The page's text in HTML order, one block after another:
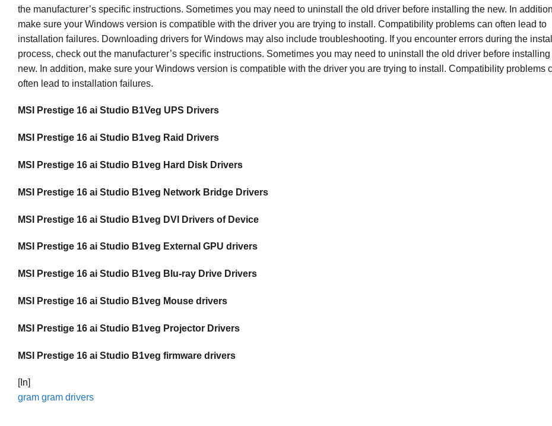
the manufacturer’s specific instructions. Sometimes you may need to uninstall the old driver before installing the new. In
make sure your Windows version is compatible with the driver you are trying to install. Compatibility problems can often lead to
installation failures. Downloading drivers for Windows may also include troubleshooting. If you encounter errors during the
process, check out the manufacturer’s specific instructions. Sometimes you may need to uninstall the old driver before installing
new. In addition, make sure your Windows version is compatible with the driver you are trying to install. Compatibility problems
often lead to installation failures.
MSI Prestige 16 ai Studio B1Veg UPS Drivers
MSI Prestige 16 ai Studio B1veg Raid Drivers
MSI Prestige 16 ai Studio B1veg Hard Disk Drivers
MSI Prestige 16 ai Studio B1veg Network Bridge Drivers
MSI Prestige 16 ai Studio B1veg DVI Drivers of Device
MSI Prestige 16 ai Studio B1veg External GPU drivers
MSI Prestige 16 ai Studio B1veg Blu-ray Drive Drivers
MSI Prestige 16 ai Studio B1veg Mouse drivers
MSI Prestige 16 ai Studio B1veg Projector Drivers
MSI Prestige 16 ai Studio B1veg firmware drivers
[In]
gram gram drivers